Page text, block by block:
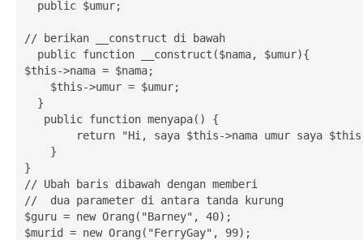
// berikan __construct di bawah
$this->nama = $nama;
}
// Ubah baris dibawah dengan memberi
//  dua parameter di antara tanda kurung
$guru = new Orang("Barney", 40);
$murid = new Orang("FerryGay", 99);